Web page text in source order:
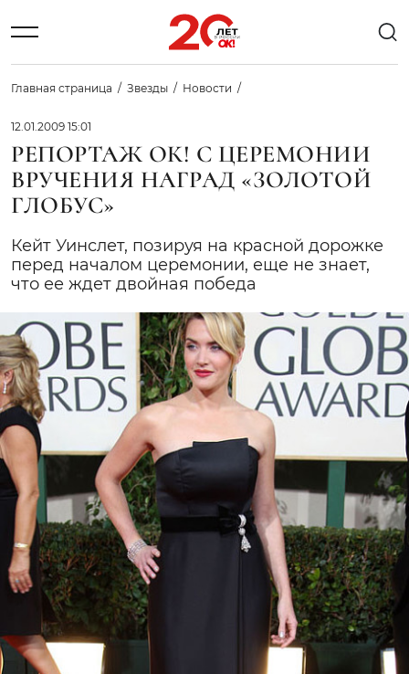
Главная страница Звезды Новости
12.01.2009 15:01
РЕПОРТАЖ ОК! С ЦЕРЕМОНИИ
ВРУЧЕНИЯ НАГРАД «ЗОЛОТОЙ
ГЛОБУС»
Кейт Уинслет, позируя на красной дорожке
перед началом церемонии, еще не знает,
что ее ждет двойная победа